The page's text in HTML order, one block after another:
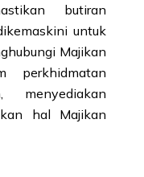
butiran
untuk
Majikan
perkhidmatan
menyediakan
hal Majikan